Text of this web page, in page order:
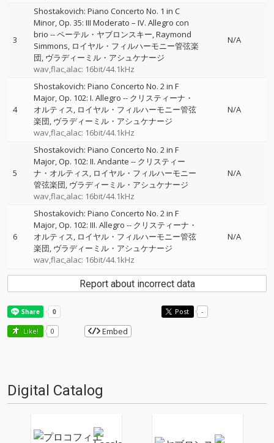
3
Shostakovich: Piano Concerto No. 1 in C
Minor, Op. 35: III Moderato – IV. Allegro con
brio --ペーテル・ヤブロンスキー Raymond
Simmons ロイヤル・フィルハーモニー管弦楽
団 ヴラディーミル・アシュケナージ
wav,flac,alac: 16bit/44.1kHz
N/A
4
Shostakovich: Piano Concerto No. 2 in F
Major, Op. 102: I. Allegro -- クリスティーナ・
オルティス ロイヤル・フィルハーモニー管弦
楽団 ヴラディーミル・アシュケナージ
wav,flac,alac: 16bit/44.1kHz
N/A
5
Shostakovich: Piano Concerto No. 2 in F
Major, Op. 102: II. Andante -- クリスティー
ナ・オルティス ロイヤル・フィルハーモニー
管弦楽団 ヴラディーミル・アシュケナージ
wav,flac,alac: 16bit/44.1kHz
N/A
6
Shostakovich: Piano Concerto No. 2 in F
Major, Op. 102: III. Allegro -- クリスティーナ・
オルティス ロイヤル・フィルハーモニー管弦
楽団 ヴラディーミル・アシュケナージ
wav,flac,alac: 16bit/44.1kHz
N/A
Report about incorrect data
Post -
Like! 0 Embed
Digital Catalog